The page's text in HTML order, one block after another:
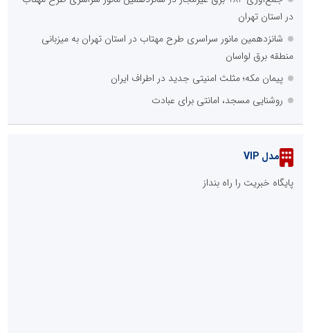
در استان تهران
شانزدهمین مانور سراسری طرح مهتاب در استان تهران به میزبانی
منطقه برق لواسان
پیمان مکه؛ مثلث امنیتی جدید در اطراف ایران
روشنایی مسجد، امانتی برای عبادت
مدل VIP
پایگاه خبریت را راه بنداز